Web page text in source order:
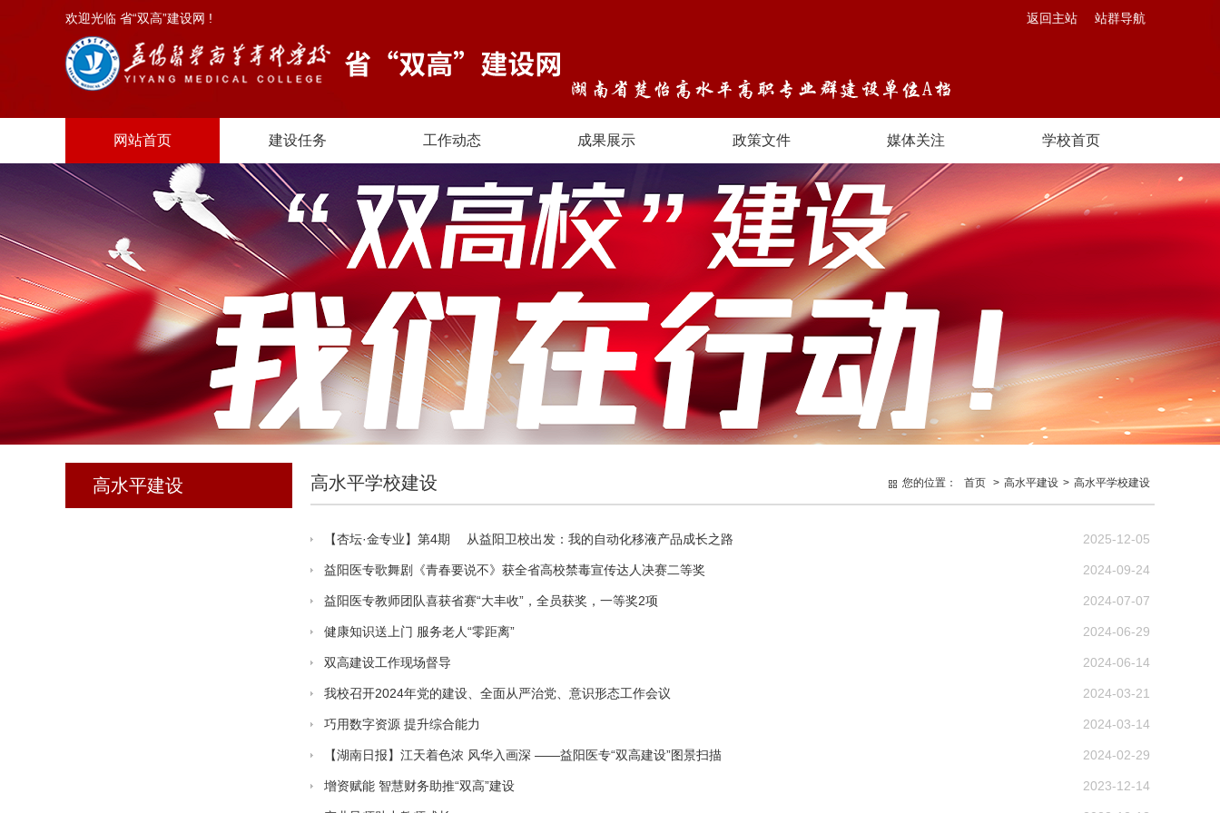
返回主站 站群导航
欢迎光临 省“双高”建设网 !
网站首页 建设任务 工作动态 成果展示 政策文件 媒体关注 学校首页
高水平建设 您的位置： 首页 > 高水平建设 > 高水平学校建设
高水平学校建设
2025-12-05
【杏坛·金专业】第4期 从益阳卫校出发：我的自动化移液产品成长之路
2024-09-24
益阳医专歌舞剧《青春要说不》获全省高校禁毒宣传达人决赛二等奖
2024-07-07
益阳医专教师团队喜获省赛“大丰收”，全员获奖，一等奖2项
2024-06-29
健康知识送上门 服务老人“零距离”
2024-06-14
双高建设工作现场督导
2024-03-21
我校召开2024年党的建设、全面从严治党、意识形态工作会议
2024-03-14
巧用数字资源 提升综合能力
2024-02-29
【湖南日报】江天着色浓 风华入画深 ——益阳医专“双高建设”图景扫描
2023-12-14
增资赋能 智慧财务助推“双高”建设